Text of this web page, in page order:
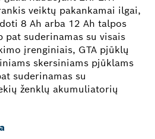
veiktų pakankamai ilgai,
8 Ah arba 12 Ah talpos
suderinamas su visais
įrenginiais, GTA pjūklų
skersiniams pjūklams
suderinamas su
ženklų akumuliatorių